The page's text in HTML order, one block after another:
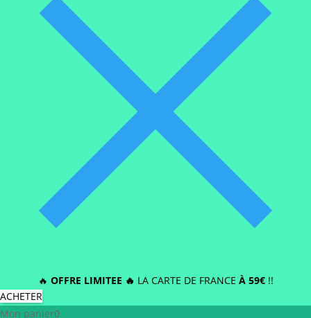
🔥 OFFRE LIMITEE 🔥 LA CARTE DE FRANCE À 59€!!
ACHETER
Mon panier0